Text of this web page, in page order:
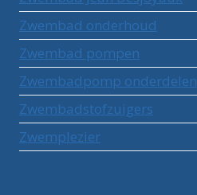
Zwembad onderhoud
Zwembad pompen
Zwembadpomp onderdelen
Zwembadstofzuigers
Zwemplezier